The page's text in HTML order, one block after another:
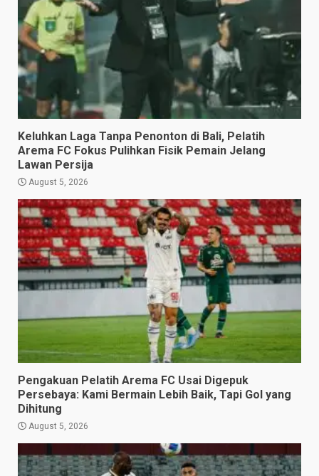
Keluhkan Laga Tanpa Penonton di Bali, Pelatih
Arema FC Fokus Pulihkan Fisik Pemain Jelang
Lawan Persija
August 5, 2026
Pengakuan Pelatih Arema FC Usai Digepuk
Persebaya: Kami Bermain Lebih Baik, Tapi Gol yang
Dihitung
August 5, 2026